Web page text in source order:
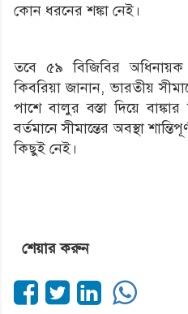
কোন ধরনের শঙ্কা নেই।
তবে ৫৯ বিজিবির অধিনায়ক
কিবরিয়া জানান, ভারতীয়
পাশে বালুর বস্তা দিয়ে
বর্তমানে সীমান্তের অবস্থা
কিছুই নেই।
শেয়ার করুন